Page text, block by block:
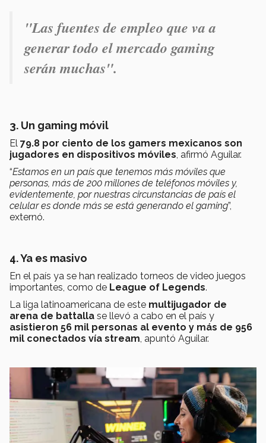
"Las fuentes de empleo que va a
generar todo el mercado gaming
serán muchas".
3. Un gaming móvil
El 79.8 por ciento de los gamers mexicanos son
jugadores en dispositivos móviles, afirmó Aguilar.
“Estamos en un país que tenemos más móviles que
personas, más de 200 millones de teléfonos móviles y,
evidentemente, por nuestras circunstancias de país el
celular es donde más se está generando el gaming”,
externó.
4. Ya es masivo
En el país ya se han realizado torneos de video juegos
importantes, como de League of Legends.
La liga latinoamericana de este multijugador de
arena de battalla se llevó a cabo en el país y
asistieron 56 mil personas al evento y más de 956
mil conectados vía stream, apuntó Aguilar.